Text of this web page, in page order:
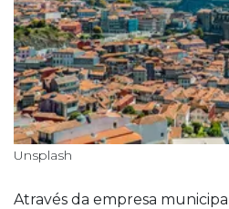
Unsplash
Através da empresa municipal